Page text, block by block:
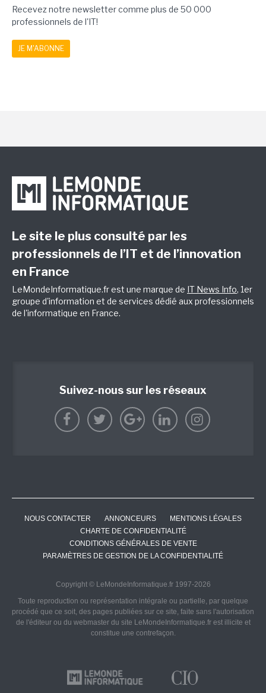
Recevez notre newsletter comme plus de 50 000
professionnels de l'IT!
JE M'ABONNE
Le site le plus consulté par les
professionnels de l’IT et de l’innovation
en France
LeMondeInformatique.fr est une marque de IT News Info, 1er
groupe d'information et de services dédié aux professionnels
de l'informatique en France.
Suivez-nous sur les réseaux
NOUS CONTACTER ANNONCEURS
MENTIONS LÉGALES
CHARTE DE CONFIDENTIALITÉ
CONDITIONS GÉNÉRALES DE VENTE
PARAMÈTRES DE GESTION DE LA CONFIDENTIALITÉ
Copyright © LeMondeInformatique.fr 1997-2026
Toute reproduction ou représentation intégrale ou partielle, par quelque
procédé que ce soit, des pages publiées sur ce site, faite sans l'autorisation
de l'éditeur ou du webmaster du site LeMondeInformatique.fr est illicite et
constitue une contrefaçon.